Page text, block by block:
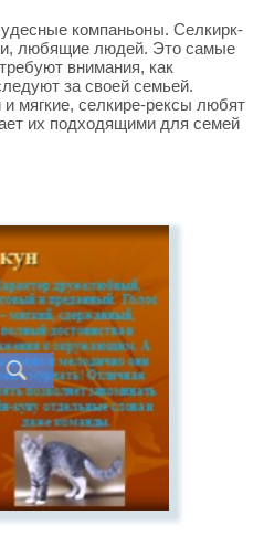
компаньоны. Селкирк-
любящие людей. Это самые
внимания, как
за своей семьей.
мягкие, селкире-рексы любят
их подходящими для семей